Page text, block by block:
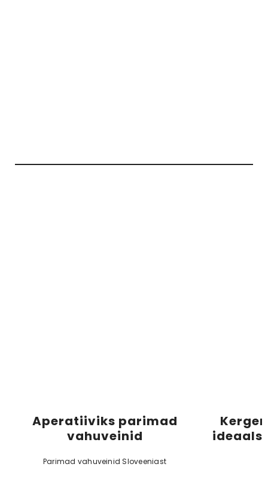
Aperatiiviks parimad
vahuveinid
Parimad vahuveinid Sloveeniast